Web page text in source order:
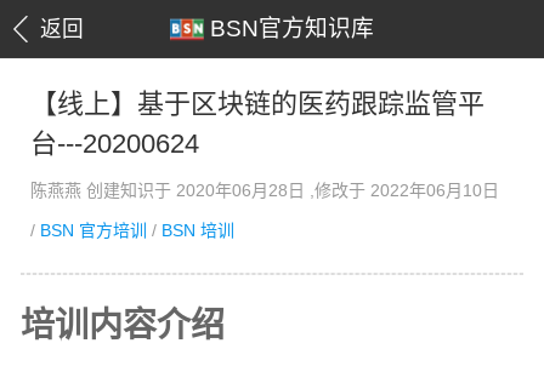
返回 BSN官方知识库
【线上】基于区块链的医药跟踪监管平
台---20200624
陈燕燕 创建知识于 2020年06月28日 ,修改于 2022年06月10日
/ BSN 官方培训 / BSN 培训
培训内容介绍